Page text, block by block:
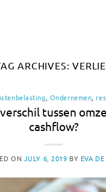
ARCHIVES:
Ondernemen ,
tussen
cashflow?
ON JULY 6, 2019 BY EVA